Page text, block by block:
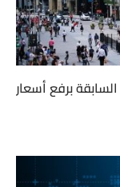
برفع أسعار